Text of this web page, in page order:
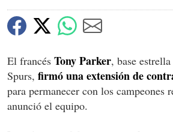
El francés Tony Parker, base
Spurs, firmó una extensión de
para permanecer con los campeones
anunció el equipo.